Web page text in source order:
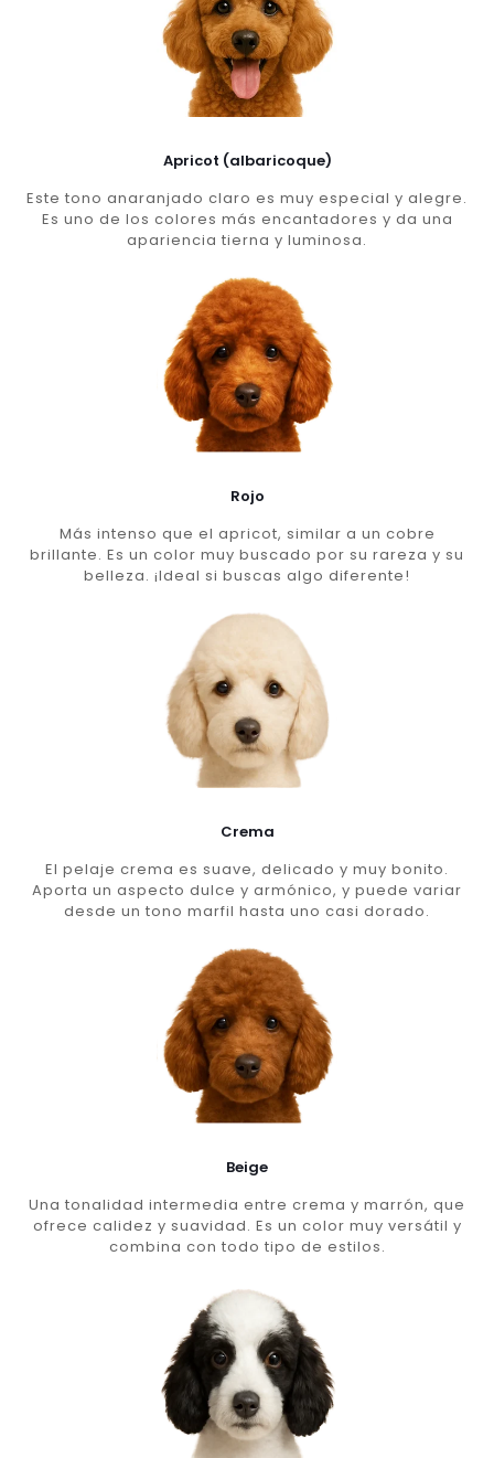
Apricot (albaricoque)
Este tono anaranjado claro es muy especial y alegre.
Es uno de los colores más encantadores y da una
apariencia tierna y luminosa.
Rojo
Más intenso que el apricot, similar a un cobre
brillante. Es un color muy buscado por su rareza y su
belleza. ¡Ideal si buscas algo diferente!
Crema
El pelaje crema es suave, delicado y muy bonito.
Aporta un aspecto dulce y armónico, y puede variar
desde un tono marfil hasta uno casi dorado.
Beige
Una tonalidad intermedia entre crema y marrón, que
ofrece calidez y suavidad. Es un color muy versátil y
combina con todo tipo de estilos.